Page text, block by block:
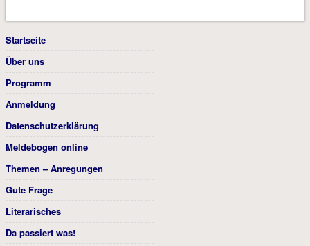
Startseite
Über uns
Programm
Anmeldung
Datenschutzerklärung
Meldebogen online
Themen – Anregungen
Gute Frage
Literarisches
Da passiert was!